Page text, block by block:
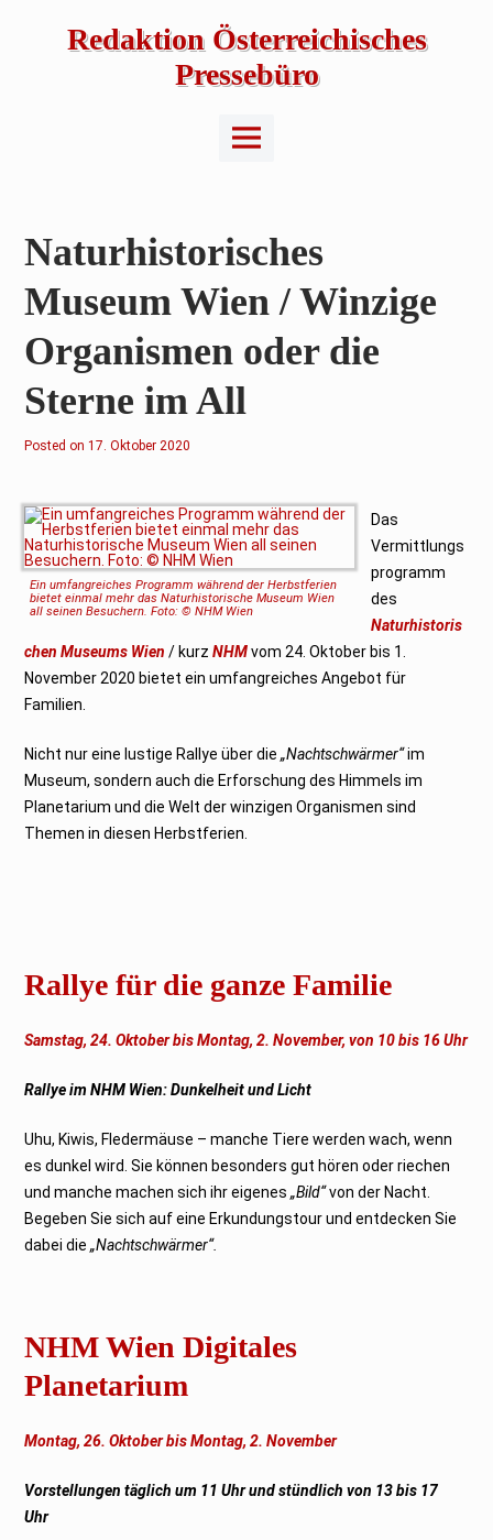
Redaktion Österreichisches
Pressebüro
Main
Menu
Naturhistorisches
Museum Wien / Winzige
Organismen oder die
Sterne im All
Posted on17. Oktober 2020
Ein umfangreiches Programm während der Herbstferien
bietet einmal mehr das Naturhistorische Museum Wien
all seinen Besuchern. Foto: © NHM Wien
Das
Vermittlungs
programm
des
Naturhistoris
chen Museums Wien / kurzNHM vom 24. Oktober bis 1.
November 2020 bietet ein umfangreiches Angebot für
Familien.
Nicht nur eine lustige Rallye über die„Nachtschwärmer“im
Museum, sondern auch die Erforschung des Himmels im
Planetarium und die Welt der winzigen Organismen sind
Themen in diesen Herbstferien.
Rallye für die ganze Familie
Samstag, 24. Oktober bis Montag, 2. November, von 10 bis 16 Uhr
Rallye im NHM Wien: Dunkelheit und Licht
Uhu, Kiwis, Fledermäuse – manche Tiere werden wach, wenn
es dunkel wird. Sie können besonders gut hören oder riechen
und manche machen sich ihr eigenes„Bild“von der Nacht.
Begeben Sie sich auf eine Erkundungstour und entdecken Sie
dabei die„Nachtschwärmer“.
NHM Wien Digitales
Planetarium
Montag, 26. Oktober bis Montag, 2. November
Vorstellungen täglich um 11 Uhr und stündlich von 13 bis 17
Uhr